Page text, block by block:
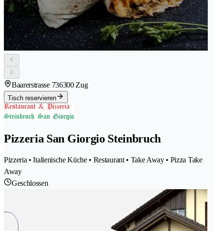
Baarerstrasse 736300 Zug
Tisch reservieren
Pizzeria San Giorgio Steinbruch
Pizzeria • Italienische Küche • Restaurant • Take Away • Pizza Take
Away
Geschlossen